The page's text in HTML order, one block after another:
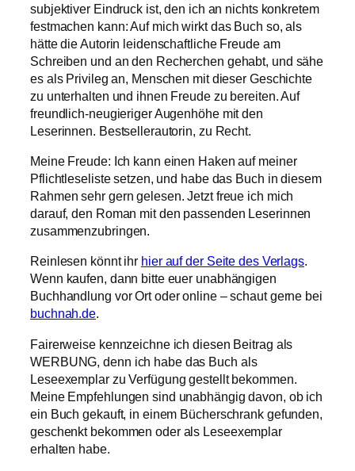
subjektiver Eindruck ist, den ich an nichts konkretem
festmachen kann: Auf mich wirkt das Buch so, als
hätte die Autorin leidenschaftliche Freude am
Schreiben und an den Recherchen gehabt, und sähe
es als Privileg an, Menschen mit dieser Geschichte
zu unterhalten und ihnen Freude zu bereiten. Auf
freundlich-neugieriger Augenhöhe mit den
Leserinnen. Bestsellerautorin, zu Recht.
Meine Freude: Ich kann einen Haken auf meiner
Pflichtleseliste setzen, und habe das Buch in diesem
Rahmen sehr gern gelesen. Jetzt freue ich mich
darauf, den Roman mit den passenden Leserinnen
zusammenzubringen.
Reinlesen könnt ihr hier auf der Seite des Verlags.
Wenn kaufen, dann bitte euer unabhängigen
Buchhandlung vor Ort oder online – schaut gerne bei
buchnah.de.
Fairerweise kennzeichne ich diesen Beitrag als
WERBUNG, denn ich habe das Buch als
Leseexemplar zu Verfügung gestellt bekommen.
Meine Empfehlungen sind unabhängig davon, ob ich
ein Buch gekauft, in einem Bücherschrank gefunden,
geschenkt bekommen oder als Leseexemplar
erhalten habe.